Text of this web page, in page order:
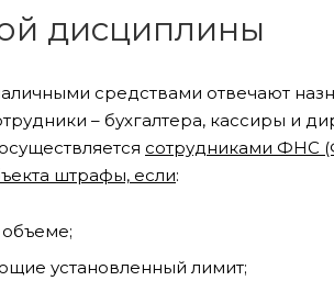
дисциплины
средствами отвечают
– бухгалтера, кассиры и
сотрудниками ФНС
штрафы, если:
установленный лимит;